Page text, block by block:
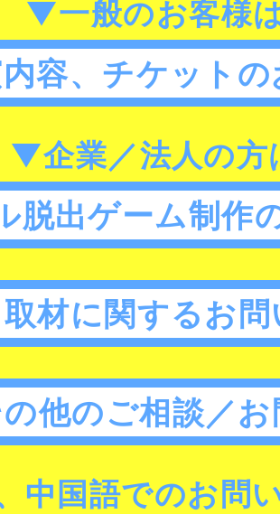
▼一般のお客様
容、チケット
▼企業／法人の方
脱出ゲーム制作
取材に関するお
他のご相談／
中国語でのお問